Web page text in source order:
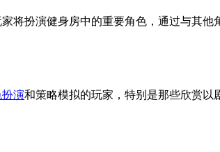
将扮演健身房中的重要角色，通过与其
演和策略模拟的玩家，特别是那些欣赏以